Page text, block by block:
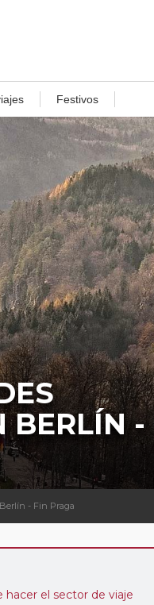
Festivos
BERLÍN -
- Fin Praga
hacer el sector de viaje